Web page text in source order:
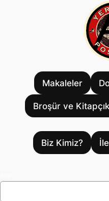
Makaleler
Broşür ve
Biz Kimiz?